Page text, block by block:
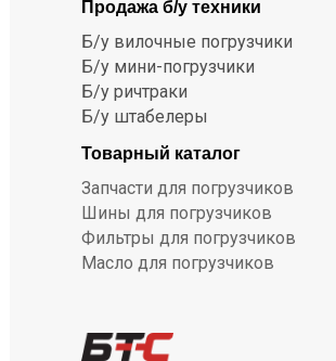
Продажа б/у техники
Б/у вилочные погрузчики
Б/у мини-погрузчики
Б/у ричтраки
Б/у штабелеры
Товарный каталог
Запчасти для погрузчиков
Шины для погрузчиков
Фильтры для погрузчиков
Масло для погрузчиков